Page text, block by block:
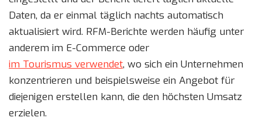
Daten, da er einmal täglich nachts automatisch
aktualisiert wird. RFM-Berichte werden häufig unter
anderem im E-Commerce oder
im Tourismus verwendet, wo sich ein Unternehmen
konzentrieren und beispielsweise ein Angebot für
diejenigen erstellen kann, die den höchsten Umsatz
erzielen.